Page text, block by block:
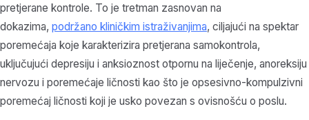
pretjerane kontrole. To je tretman zasnovan na
dokazima, podržano kliničkim istraživanjima, ciljajući na spektar
poremećaja koje karakterizira pretjerana samokontrola,
uključujući depresiju i anksioznost otpornu na liječenje, anoreksiju
nervozu i poremećaje ličnosti kao što je opsesivno-kompulzivni
poremećaj ličnosti koji je usko povezan s ovisnošću o poslu.